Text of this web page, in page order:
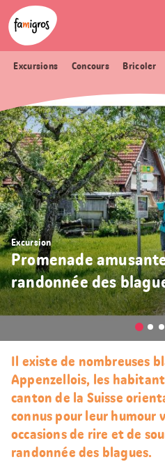
Signets
de
navigation
Header
Logo
Excursions Concours Bricoler
Excursion
Promenade
randonnée des
Il existe de nombreuses
Appenzellois, les
canton de la Suisse
connus pour leur humour
occasions de rire et de
randonnée des blagues.